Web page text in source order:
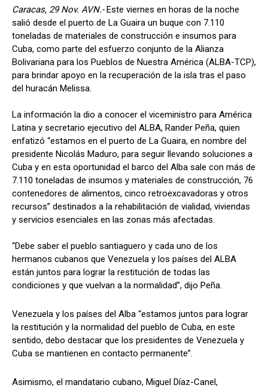
Caracas, 29 Nov. AVN.-Este viernes en horas de la noche
salió desde el puerto de La Guaira un buque con 7.110
toneladas de materiales de construcción e insumos para
Cuba, como parte del esfuerzo conjunto de la Alianza
Bolivariana para los Pueblos de Nuestra América (ALBA-TCP),
para brindar apoyo en la recuperación de la isla tras el paso
del huracán Melissa.
La información la dio a conocer el viceministro para América
Latina y secretario ejecutivo del ALBA, Rander Peña, quien
enfatizó “estamos en el puerto de La Guaira, en nombre del
presidente Nicolás Maduro, para seguir llevando soluciones a
Cuba y en esta oportunidad el barco del Alba sale con más de
7.110 toneladas de insumos y materiales de construcción, 76
contenedores de alimentos, cinco retroexcavadoras y otros
recursos” destinados a la rehabilitación de vialidad, viviendas
y servicios esenciales en las zonas más afectadas.
“Debe saber el pueblo santiaguero y cada uno de los
hermanos cubanos que Venezuela y los países del ALBA
están juntos para lograr la restitución de todas las
condiciones y que vuelvan a la normalidad”, dijo Peña.
Venezuela y los países del Alba “estamos juntos para lograr
la restitución y la normalidad del pueblo de Cuba, en este
sentido, debo destacar que los presidentes de Venezuela y
Cuba se mantienen en contacto permanente”.
Asimismo, el mandatario cubano, Miguel Díaz-Canel,